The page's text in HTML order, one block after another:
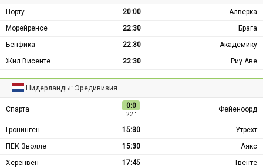
Порту 20:00
Алверка
Морейренсе
22:30
Брага
Бенфика
22:30
Академику
Жил Висенте
22:30 Риу Аве
Нидерланды: Эредивизия
Спарта 0:0
22 ′
Фейеноорд
Гронинген 15:30
Утрехт
ПЕК Зволле
15:30
Аякс
Херенвен
17:45 Твенте